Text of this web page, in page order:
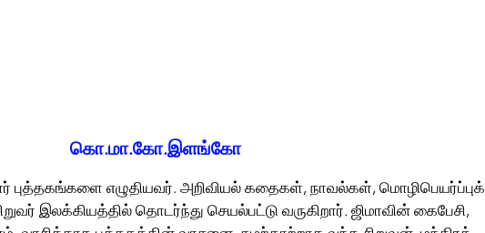
கொ.மா.கோ.இளங்கோ
புத்தகங்களை எழுதியவர். அறிவியல் கதைகள், நாவல்கள், மொழிபெயர்ப்புக்
இலக்கியத்தில் தொடர்ந்து செயல்பட்டு வருகிறார். ஜிமாவின் கைபேசி,